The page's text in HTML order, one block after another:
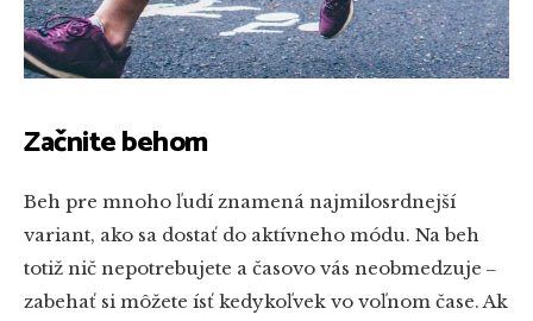
Začnite behom
Beh pre mnoho ľudí znamená najmilosrdnejší
variant, ako sa dostať do aktívneho módu. Na beh
totiž nič nepotrebujete a časovo vás neobmedzuje ‒
zabehať si môžete ísť kedykoľvek vo voľnom čase. Ak